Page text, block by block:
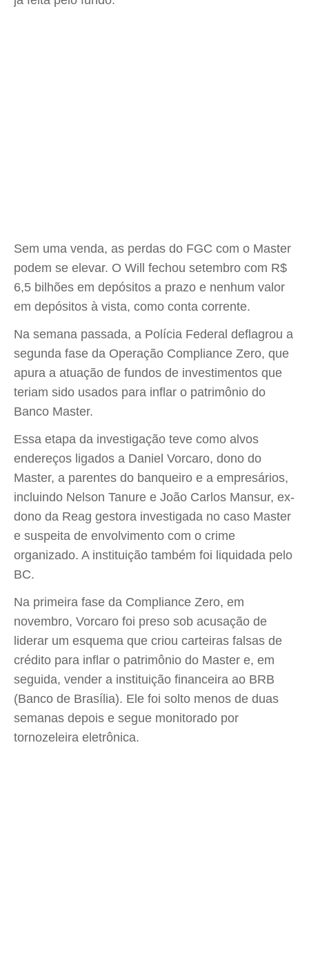
Sem uma venda, as perdas do FGC com o Master
podem se elevar. O Will fechou setembro com R$
6,5 bilhões em depósitos a prazo e nenhum valor
em depósitos à vista, como conta corrente.
Na semana passada, a Polícia Federal deflagrou a
segunda fase da Operação Compliance Zero, que
apura a atuação de fundos de investimentos que
teriam sido usados para inflar o patrimônio do
Banco Master.
Essa etapa da investigação teve como alvos
endereços ligados a Daniel Vorcaro, dono do
Master, a parentes do banqueiro e a empresários,
incluindo Nelson Tanure e João Carlos Mansur, ex-
dono da Reag gestora investigada no caso Master
e suspeita de envolvimento com o crime
organizado. A instituição também foi liquidada pelo
BC.
Na primeira fase da Compliance Zero, em
novembro, Vorcaro foi preso sob acusação de
liderar um esquema que criou carteiras falsas de
crédito para inflar o patrimônio do Master e, em
seguida, vender a instituição financeira ao BRB
(Banco de Brasília). Ele foi solto menos de duas
semanas depois e segue monitorado por
tornozeleira eletrônica.